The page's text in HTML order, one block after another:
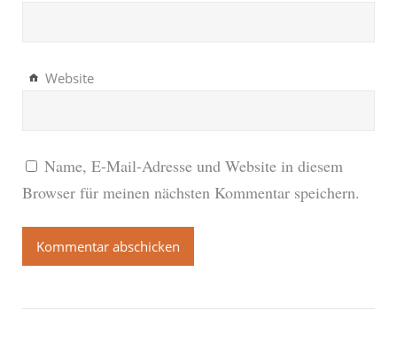
Website
Name, E-Mail-Adresse und Website in diesem
Browser für meinen nächsten Kommentar speichern.